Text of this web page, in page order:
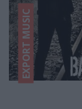
EXPORT MUSIC